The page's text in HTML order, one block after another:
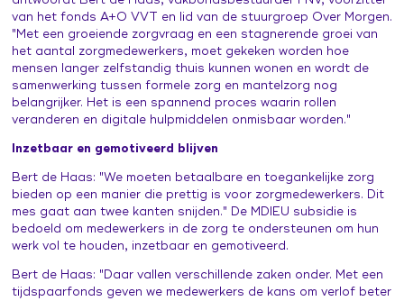
Leertraject operationeel leidinggevenden
Praat vandaag over morgen (publiekscampagne)
Contacten en inspiratie
Zorg voor Morgen Festival 19 november 2026
van het fonds A+O VVT en lid van de stuurgroep Over Morgen.
"Met een groeiende zorgvraag en een stagnerende groei van
het aantal zorgmedewerkers, moet gekeken worden hoe
mensen langer zelfstandig thuis kunnen wonen en wordt de
samenwerking tussen formele zorg en mantelzorg nog
belangrijker. Het is een spannend proces waarin rollen
veranderen en digitale hulpmiddelen onmisbaar worden."
Inzetbaar en gemotiveerd blijven
Bert de Haas: "We moeten betaalbare en toegankelijke zorg
bieden op een manier die prettig is voor zorgmedewerkers. Dit
mes gaat aan twee kanten snijden." De MDIEU subsidie is
bedoeld om medewerkers in de zorg te ondersteunen om hun
werk vol te houden, inzetbaar en gemotiveerd.
Bert de Haas: "Daar vallen verschillende zaken onder. Met een
tijdspaarfonds geven we medewerkers de kans om verlof beter